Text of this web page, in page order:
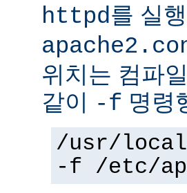
httpd를 실
위치는 컴파
같이 -f 명령
/usr/
-f /etc/